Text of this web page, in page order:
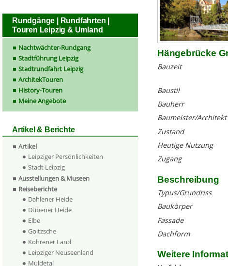
Hängebrücke
Bauzeit
Baustil
Bauherr
Baumeister/Architekt
Zustand
Heutige Nutzung
Zugang
Beschreibung
Typus/Grundriss
Baukörper
Fassade
Dachform
Weitere
Rundgänge | Rundfahrten |
Touren Leipzig & Umland
Nachtwächter-Rundgang
Stadtführung Leipzig
Stadtrundfahrt Leipzig
ArchitekTouren
History-Touren
Meine Angebote
Artikel & Berichte
Artikel
Leipziger Persönlichkeiten
Stadt Leipzig
Ausstellungen & Museen
Reiseberichte
Dahlener Heide
Dübener Heide
Elbe
Goitzsche
Kohrener Land
Leipziger Neuseenland
Muldetal